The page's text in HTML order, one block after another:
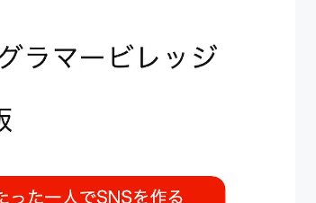
ゲーム・サービス開発
ビュー